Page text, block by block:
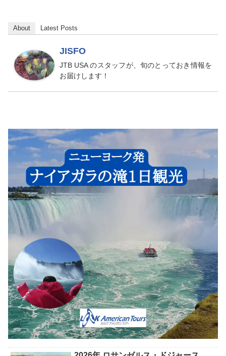
About Latest Posts
JISFO
JTB USA のスタッフが、旬のとっておき情報を
お届けします！